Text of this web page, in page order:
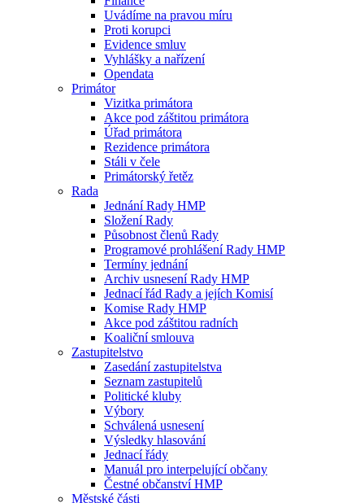
Uvádíme na pravou míru
Proti korupci
Evidence smluv
Vyhlášky a nařízení
Opendata
Primátor
Vizitka primátora
Akce pod záštitou primátora
Úřad primátora
Rezidence primátora
Stáli v čele
Primátorský řetěz
Rada
Jednání Rady HMP
Složení Rady
Působnost členů Rady
Programové prohlášení Rady HMP
Termíny jednání
Archiv usnesení Rady HMP
Jednací řád Rady a jejích Komisí
Komise Rady HMP
Akce pod záštitou radních
Koaliční smlouva
Zastupitelstvo
Zasedání zastupitelstva
Seznam zastupitelů
Politické kluby
Výbory
Schválená usnesení
Výsledky hlasování
Jednací řády
Manuál pro interpelující občany
Čestné občanství HMP
Městské části